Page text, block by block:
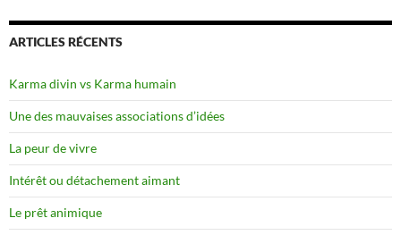
ARTICLES RÉCENTS
Karma divin vs Karma humain
Une des mauvaises associations d’idées
La peur de vivre
Intérêt ou détachement aimant
Le prêt animique